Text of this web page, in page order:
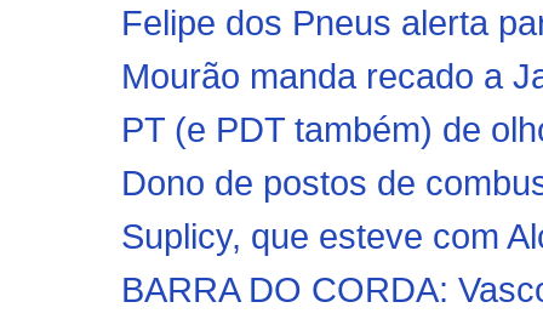
Felipe dos Pneus alerta
Mourão manda recado a
PT (e PDT também) de
Dono de postos de
Suplicy, que esteve com
BARRA DO CORDA: